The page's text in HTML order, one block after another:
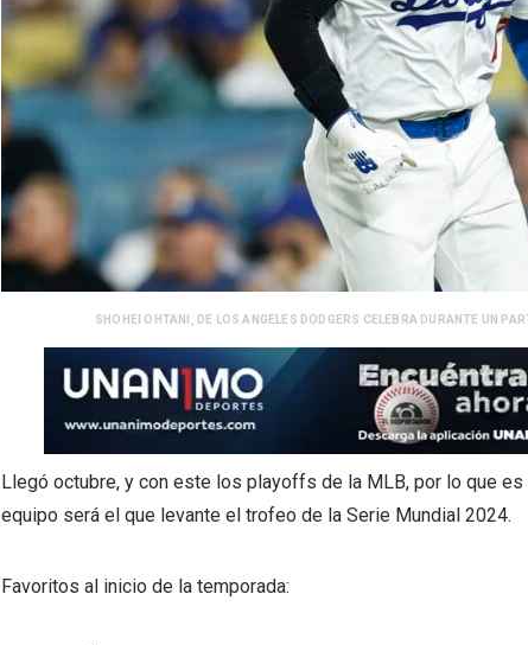
SHOHEI OHTANI, DE LOS ANGELES DODGERS CELEBRA DURANTE UN
Llegó octubre, y con este los playoffs de la MLB, por lo que
equipo será el que levante el trofeo de la Serie Mundial 2024.
Favoritos al inicio de la temporada: